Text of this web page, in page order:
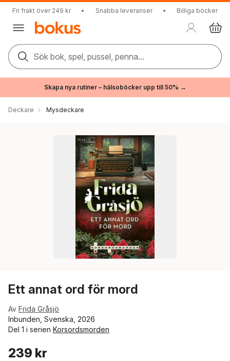
Fri frakt över 249 kr • Snabba leveranser • Billiga böcker
Sök bok, spel, pussel, penna...
Skapa nya rutiner – hälsoböcker upp till 50% →
Deckare Mysdeckare
Ett annat ord för mord
Av Frida Gråsjö
Inbunden, Svenska, 2026
Del 1 i serien Korsordsmorden
239 kr